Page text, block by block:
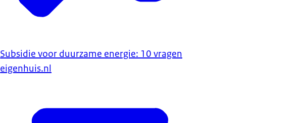
Subsidie voor duurzame energie: 10 vragen
eigenhuis.nl